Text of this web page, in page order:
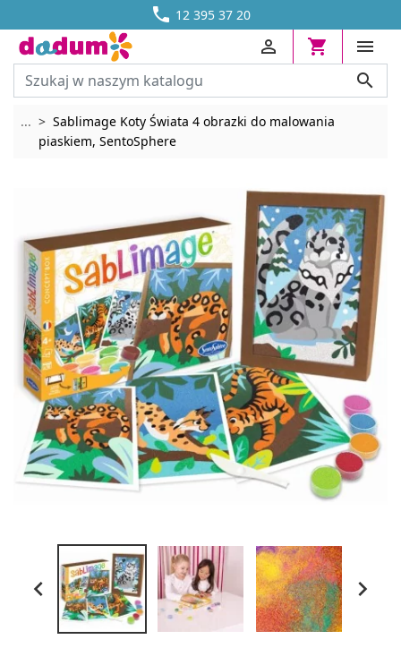
 12 395 37 20
DOSTAWA OD 13,70 ZŁ





... Rozwiń breadcrumbs
Sablimage Koty Świata 4 obrazki do malowania
piaskiem, SentoSphere
 